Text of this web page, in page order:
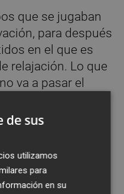
que se jugaban
para después
en el que es
relajación. Lo que
va a pasar el
veremos en
del técnico
agradeció su
de sus
utilizamos
para
en su